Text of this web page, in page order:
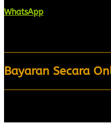
WhatsApp
Bayaran Secara